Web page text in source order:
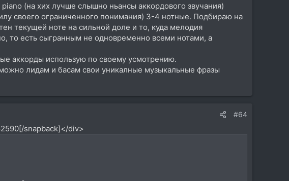
(на хих лучше слышно ньансы аккордового звучания)
своего ограниченного понимания) 3-4 нотные. Подбираю на
текущей ноте на сильной доле и то, куда мелодия
то есть сыгранным не одновременно всеми нотами, а
аккорды использую по своему усмотрению.
лидам и басам свои уникалные музыкальные фразы
#64
snapback]</div>